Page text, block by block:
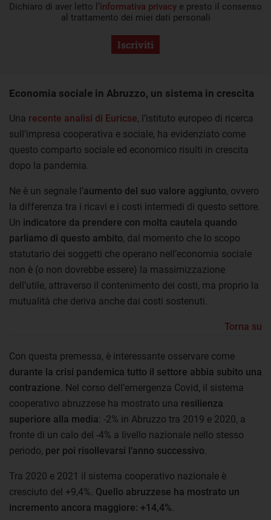
Dichiaro di aver letto l’informativa privacy e presto il consenso
al trattamento dei miei dati personali
Iscriviti
Economia sociale in Abruzzo, un sistema in crescita
Una recente analisi di Euricse, l’istituto europeo di ricerca
sull’impresa cooperativa e sociale, ha evidenziato come
questo comparto sociale ed economico risulti in crescita
dopo la pandemia.
Ne è un segnale l’aumento del suo valore aggiunto, ovvero
la differenza tra i ricavi e i costi intermedi di questo settore.
Un indicatore da prendere con molta cautela quando
parliamo di questo ambito, dal momento che lo scopo
statutario dei soggetti che operano nell’economia sociale
non è (o non dovrebbe essere) la massimizzazione
dell’utile, attraverso il contenimento dei costi, ma proprio la
mutualità che deriva anche dai costi sostenuti.
Torna su
Con questa premessa, è interessante osservare come
durante la crisi pandemica tutto il settore abbia subito una
contrazione . Nel corso dell’emergenza Covid, il sistema
cooperativo abruzzese ha mostrato una resilienza
superiore alla media: -2% in Abruzzo tra 2019 e 2020, a
fronte di un calo del -4% a livello nazionale nello stesso
periodo, per poi risollevarsi l’anno successivo
Tra 2020 e 2021 il sistema cooperativo nazionale è
cresciuto del +9,4%. Quello abruzzese ha mostrato un
incremento ancora maggiore: +14,4%